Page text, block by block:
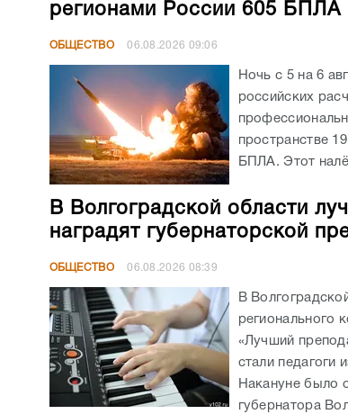
регионами России 605 БПЛА
ОБЩЕСТВО 06.08.2026 09:06
Ночь с 5 на 6
российских
пространстве
БПЛА. Этот
В Волгоградской области
наградят губернаторской
ОБЩЕСТВО 06.08.2026 08:39
В
регионального
«Лучший
стали педагоги
Накануне было
губернатора